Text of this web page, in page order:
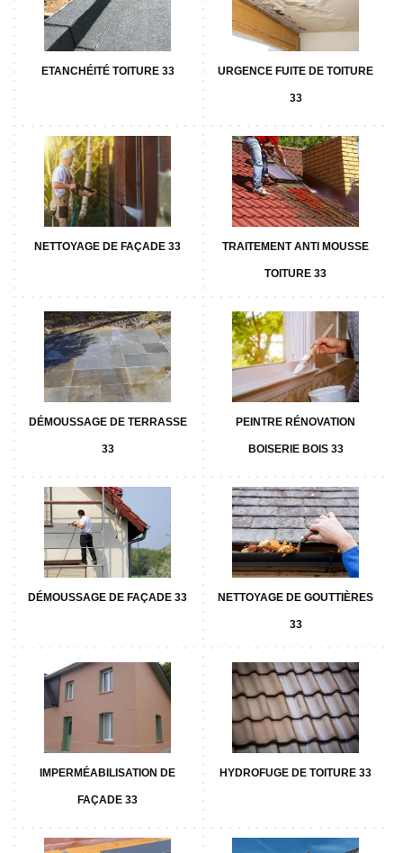
ETANCHÉITÉ TOITURE 33 URGENCE FUITE DE TOITURE
33
NETTOYAGE DE FAÇADE 33 TRAITEMENT ANTI MOUSSE
TOITURE 33
DÉMOUSSAGE DE TERRASSE
33
PEINTRE RÉNOVATION
BOISERIE BOIS 33
DÉMOUSSAGE DE FAÇADE 33 NETTOYAGE DE GOUTTIÈRES
33
IMPERMÉABILISATION DE
FAÇADE 33
HYDROFUGE DE TOITURE 33